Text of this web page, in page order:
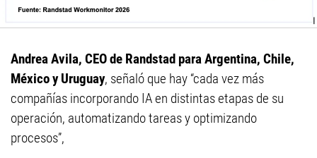
Andrea Avila, CEO de Randstad para Argentina, Chile,
México y Uruguay, señaló que hay “cada vez más
compañías incorporando IA en distintas etapas de su
operación, automatizando tareas y optimizando
procesos”,